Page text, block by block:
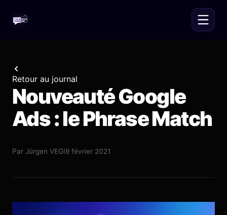
Retour au journal
Nouveauté Google
Ads : le Phrase Match
Par Jürgen VEGI9 février 2021